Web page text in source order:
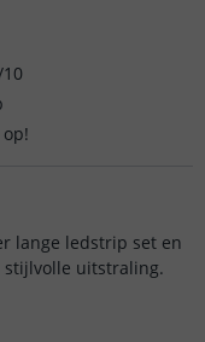
lange ledstrip set en
stijlvolle uitstraling.